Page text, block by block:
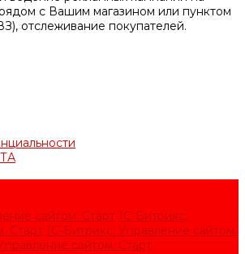
с Вашим магазином или пунктом
отслеживание покупателей.
сайтом. Старт 1С-Битрикс:
Старт 1С-Битрикс: Управление сайтом.
сайтом. Старт